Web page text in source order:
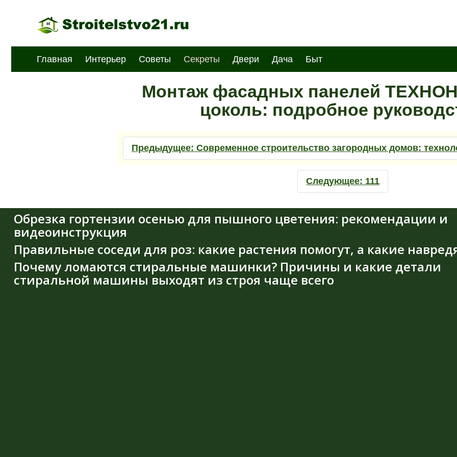
Главная Интерьер Советы Секреты Двери Дача Быт
Монтаж фасадных панелей
цоколь: подробное
Предыдущее: Современное строительство загородных домов:
Следующее: 111
Обрезка гортензии осенью для пышного цветения: рекомендации и
видеоинструкция
Правильные соседи для роз: какие растения помогут, а какие
Почему ломаются стиральные машинки? Причины и какие детали
стиральной машины выходят из строя чаще всего